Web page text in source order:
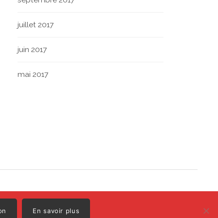
juillet 2017
juin 2017
mai 2017
par Polo
En savoir plus